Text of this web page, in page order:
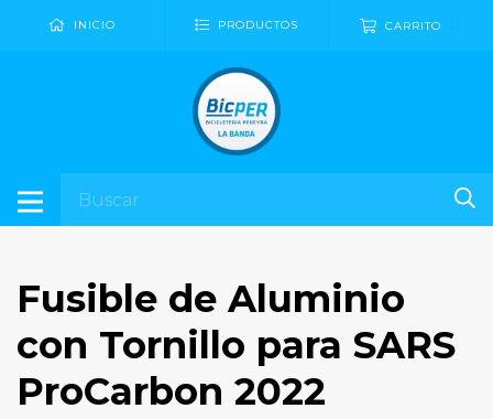
INICIO PRODUCTOS CARRITO
Fusible de Aluminio
con Tornillo para SARS
ProCarbon 2022